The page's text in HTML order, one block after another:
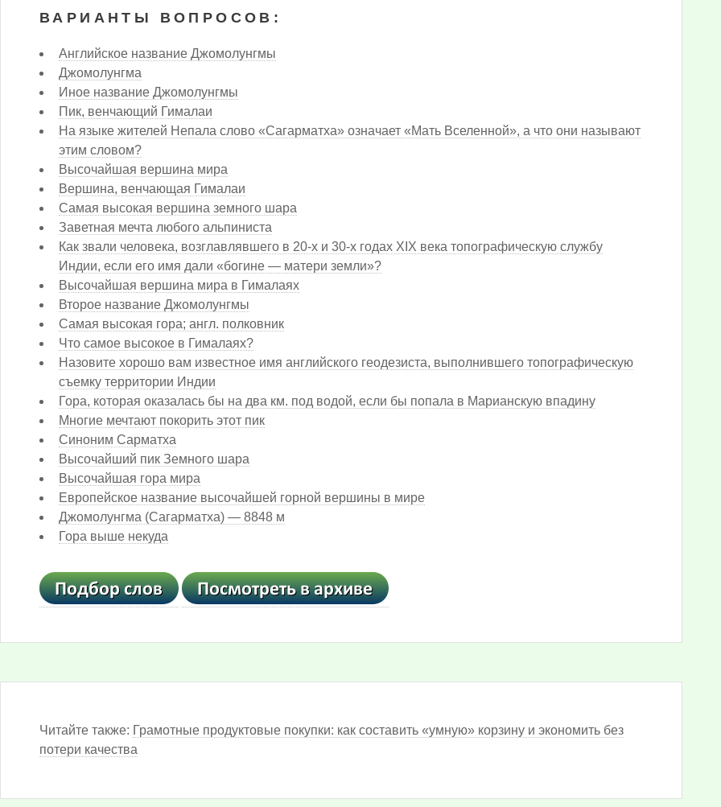
ВАРИАНТЫ ВОПРОСОВ:
Английское название Джомолунгмы
Джомолунгма
Иное название Джомолунгмы
Пик, венчающий Гималаи
На языке жителей Непала слово «Сагарматха» означает «Мать Вселенной», а что они называют
этим словом?
Высочайшая вершина мира
Вершина, венчающая Гималаи
Самая высокая вершина земного шара
Заветная мечта любого альпиниста
Как звали человека, возглавлявшего в 20-х и 30-х годах XIX века топографическую службу
Индии, если его имя дали «богине — матери земли»?
Высочайшая вершина мира в Гималаях
Второе название Джомолунгмы
Самая высокая гора; англ. полковник
Что самое высокое в Гималаях?
Назовите хорошо вам известное имя английского геодезиста, выполнившего топографическую
съемку территории Индии
Гора, которая оказалась бы на два км. под водой, если бы попала в Марианскую впадину
Многие мечтают покорить этот пик
Синоним Сарматха
Высочайший пик Земного шара
Высочайшая гора мира
Европейское название высочайшей горной вершины в мире
Джомолунгма (Сагарматха) — 8848 м
Гора выше некуда
Читайте также: Грамотные продуктовые покупки: как составить «умную» корзину и экономить без
потери качества